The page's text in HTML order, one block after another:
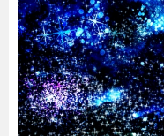
暮らし